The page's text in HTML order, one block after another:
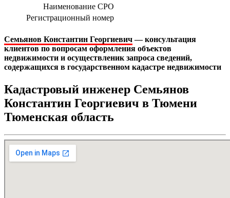
Наименование СРО
Регистрационный номер
Семьянов Константин Георгиевич— консультация
клиентов по вопросам оформления объектов
недвижимости и осуществленик запроса сведений,
содержащихся в государственном кадастре недвижимости
Кадастровый инженер Семьянов
Константин Георгиевич в Тюмени
Тюменская область